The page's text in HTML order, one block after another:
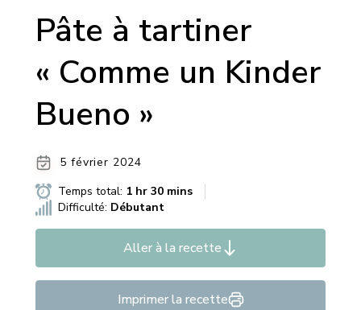
Pâte à tartiner
« Comme un Kinder
Bueno »
5 février 2024
Temps total: 1 hr 30 mins
Difficulté: Débutant
Aller à la recette
Imprimer la recette